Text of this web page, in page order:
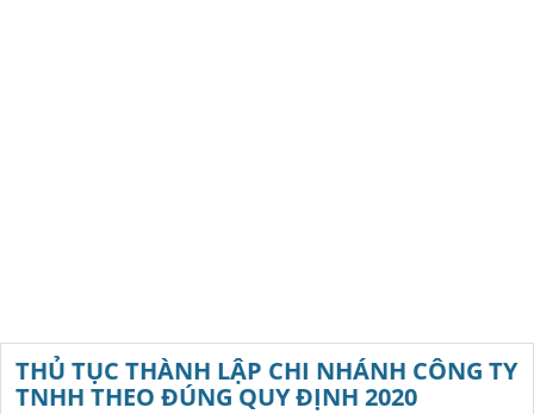
THỦ TỤC THÀNH LẬP CHI NHÁNH CÔNG TY
TNHH THEO ĐÚNG QUY ĐỊNH 2020